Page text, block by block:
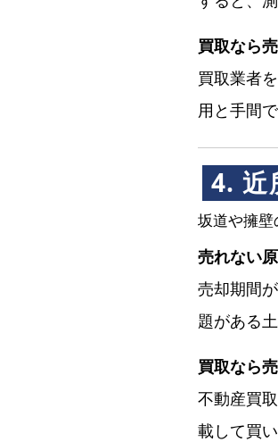
買取なら
買取業者
用と手間
4. 近
坂道や擁壁
売れない
売却期間
題がある
買取なら
不動産買
載して買